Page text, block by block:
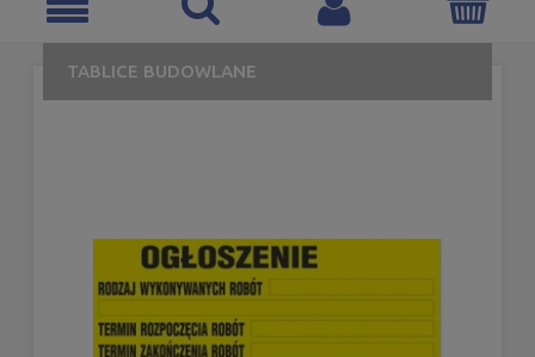
TABLICE BUDOWLANE